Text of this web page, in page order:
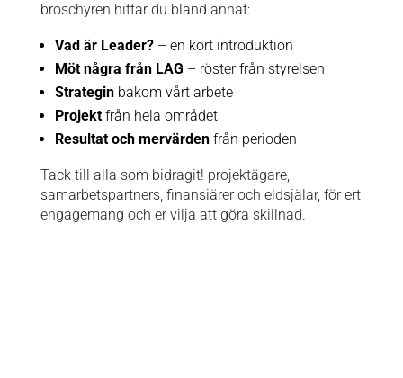
broschyren hittar du bland annat:
Vad är Leader?– en kort introduktion
Möt några från LAG – röster från styrelsen
Strateginbakom vårt arbete
Projektfrån hela området
Resultat och mervärden från perioden
Tack till alla som bidragit! projektägare,
samarbetspartners, finansiärer och eldsjälar, för ert
engagemang och er vilja att göra skillnad.